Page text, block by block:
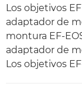
Los objetivos
adaptador de
montura EF-
adaptador de
Los objetivos